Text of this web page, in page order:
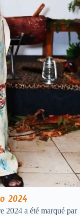
2024
2024 a été marqué par